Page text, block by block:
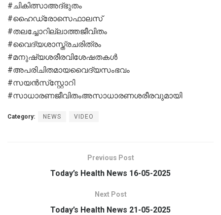
#ചികിത്സാഅദ്ഭുതം
#ഹൈഡ്രോസെഫാലസ്
#തലച്ചോറില്ലാത്തജീവിതം
#വൈദ്യശാസ്ത്രചരിത്രം
#മനുഷ്യശരീരവിശേഷതകള്‍
#അപരിചിതമായവൈദ്യസംഭവം
#സയന്‍സ്‌സ്റ്റോറി
#സാധാരണജീവിതംഅസാധാരണശരീരവുമായി
Category: NEWS VIDEO
Previous Post
Today’s Health News 16-05-2025
Next Post
Today’s Health News 21-05-2025